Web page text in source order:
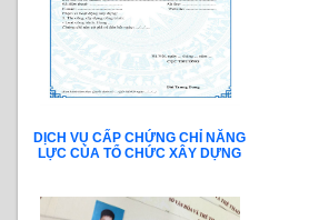
DỊCH VỤ CẤP CHỨNG CHỈ NĂNG
LỰC CỦA TỔ CHỨC XÂY DỰNG